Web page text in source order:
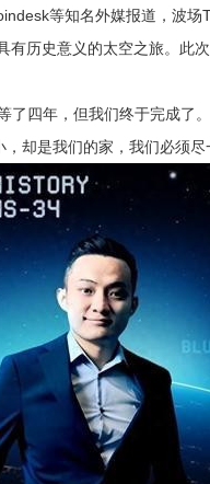
等知名外媒报道，波
有历史意义的太空之旅。此
了四年，但我们终于完成
却是我们的家，我们必须尽